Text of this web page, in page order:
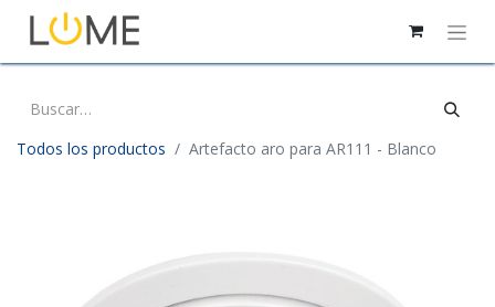
Todos los productos Artefacto aro para AR111 - Blanco